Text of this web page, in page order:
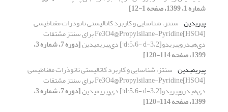
شماره 1، 1399، صفحه 1-12]
پیریدین سنتز، شناسایی و کاربرد کاتالیستی نانوذرات مغناطیسی
Fe3O4@Propylsilane-Pyridine[HSO4] برای سنتز مشتقات
دی‌هیدروپیریدو[3،2-d:5،6- d'] دی‌پیریمیدین [دوره 7، شماره 3،
1399، صفحه 114-120]
پیریمیدین سنتز، شناسایی و کاربرد کاتالیستی نانوذرات مغناطیسی
Fe3O4@Propylsilane-Pyridine[HSO4] برای سنتز مشتقات
دی‌هیدروپیریدو[3،2-d:5،6- d'] دی‌پیریمیدین [دوره 7، شماره 3،
1399، صفحه 114-120]